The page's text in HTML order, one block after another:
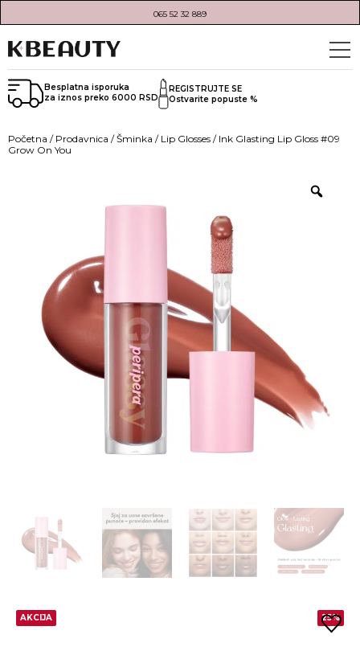
065 52 32 889
Besplatna isporuka
za iznos preko 6000 RSD
REGISTRUJTE SE
Ostvarite popuste %
Početna / Prodavnica /Šminka / Lip Glosses / Ink Glasting Lip Gloss #09
Grow On You
AKCIJA 25%